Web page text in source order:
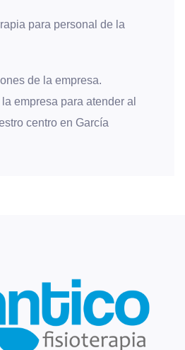
para personal de la
de la empresa.
empresa para atender al
centro en García